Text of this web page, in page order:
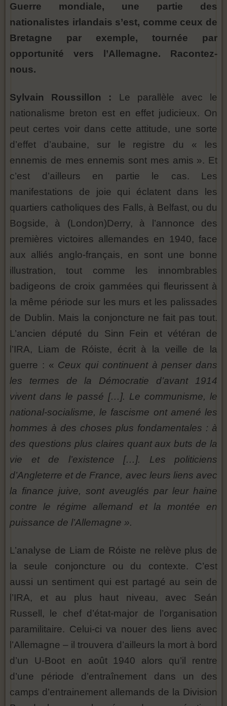
Guerre mondiale, une partie des
nationalistes irlandais s’est, comme ceux de
Bretagne par exemple, tournée par
opportunité vers l’Allemagne. Racontez-
nous.
Sylvain Roussillon : Le parallèle avec le
nationalisme breton est en effet judicieux. On
peut certes voir dans cette attitude, une sorte
d’effet d’aubaine, sur le registre du « les
ennemis de mes ennemis sont mes amis ». Et
c’est d’ailleurs en partie le cas. Les
manifestations de joie qui éclatent dans les
quartiers catholiques des Falls, à Belfast, ou du
Bogside, à (London)Derry, à l’annonce des
premières victoires allemandes en 1940, face
aux alliés anglo-français, en sont une bonne
illustration, tout comme les innombrables
badigeons de croix gammées qui fleurissent à
la même période sur les murs et les palissades
de Dublin. Mais la conjoncture ne fait pas tout.
L’ancien député du Sinn Fein et vétéran de
l’IRA, Liam de Róiste, écrit à la veille de la
guerre : « Ceux qui continuent à penser dans
les termes de la Démocratie d’avant 1914
vivent dans le passé […]. Le communisme, le
national-socialisme, le fascisme ont amené les
hommes à des choses plus fondamentales : à
des questions plus claires quant aux buts de la
vie et de l’existence […]. Les politiciens
d’Angleterre et de France, avec leurs liens avec
la finance juive, sont aveuglés par leur haine
contre le régime allemand et la montée en
puissance de l’Allemagne ».
L’analyse de Liam de Róiste ne relève plus de
la seule conjoncture ou du contexte. C’est
aussi un sentiment qui est partagé au sein de
l’IRA, et au plus haut niveau, avec Seán
Russell, le chef d’état-major de l’organisation
paramilitaire. Celui-ci va nouer des liens avec
l’Allemagne – il trouvera d’ailleurs la mort à bord
d’un U-Boot en août 1940 alors qu’il rentre
d’une période d’entraînement dans un des
camps d’entrainement allemands de la Division